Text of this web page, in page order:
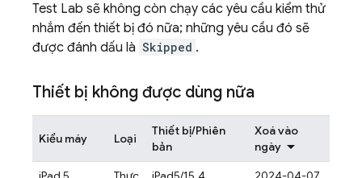
Test Lab sẽ không còn chạy các yêu cầu kiểm thử
nhắm đến thiết bị đó nữa; những yêu cầu đó sẽ
được đánh dấu là Skipped .
Thiết bị không được dùng nữa
Kiểu máy Loại
Thiết bị/Phiên
bản
Xoá vào
ngày